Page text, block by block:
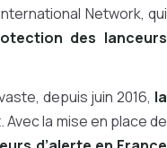
Network, qui
des lanceurs
depuis juin 2016, la
la mise en place de